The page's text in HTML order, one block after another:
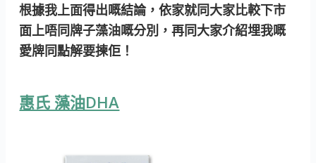
根據我上面得出嘅結論，依家就同大家比較下市
面上唔同牌子藻油嘅分別，再同大家介紹埋我嘅
愛牌同點解要揀佢！
惠氏 藻油DHA